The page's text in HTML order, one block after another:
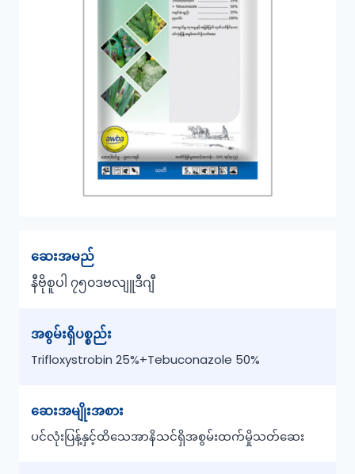
ဆေးအမည်
နီဗိုစူပါ ၇၅၀ဒဗလျူဒီဂျီ
အစွမ်းရှိပစ္စည်း
Trifloxystrobin 25%+Tebuconazole 50%
ဆေးအမျိုးအစား
ပင်လုံးပြန့်နှင့်ထိသေအာနိသင်ရှိအစွမ်းထက်မှိုသတ်ဆေး